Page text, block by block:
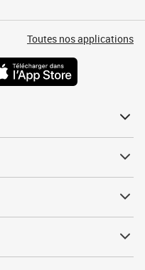
Toutes nos applications